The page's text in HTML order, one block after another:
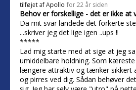
tilføjet afApollo for 22 år siden
Behov er forskellige - det er ikke
Da mit svar landede det forkerte
...skriver jeg det lige igen ..ups !!
*****
Lad mig starte med at sige at jeg
umiddelbare holdning. Som
længere attraktiv og tænker sikkert
og pirres ved dig. Sådan behøver